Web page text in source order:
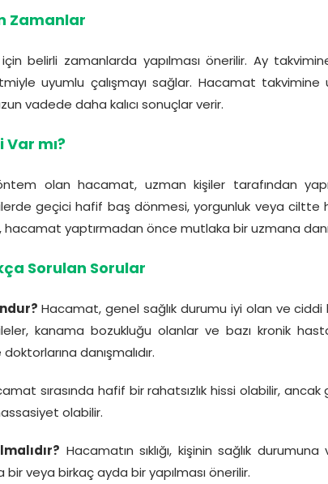
Zamanlar
belirli zamanlarda yapılması önerilir. Ay
uyumlu çalışmayı sağlar. Hacamat takvimine
vadede daha kalıcı sonuçlar verir.
Var mı?
olan hacamat, uzman kişiler tarafından
geçici hafif baş dönmesi, yorgunluk veya ciltte
hacamat yaptırmadan önce mutlaka bir uzmana
Sorulan Sorular
Hacamat, genel sağlık durumu iyi olan ve ciddi
kanama bozukluğu olanlar ve bazı kronik
danışmalıdır.
sırasında hafif bir rahatsızlık hissi olabilir, ancak
olabilir.
Hacamatın sıklığı, kişinin sağlık
veya birkaç ayda bir yapılması önerilir.